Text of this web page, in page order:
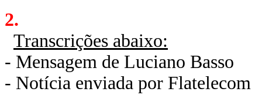
2.
Transcrições abaixo:
- Mensagem de Luciano Basso
- Notícia enviada por Flatelecom